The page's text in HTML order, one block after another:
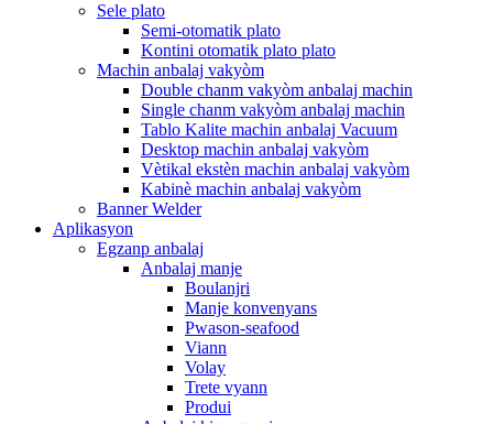
Sele plato
Semi-otomatik plato
Kontini otomatik plato plato
Machin anbalaj vakyòm
Double chanm vakyòm anbalaj machin
Single chanm vakyòm anbalaj machin
Tablo Kalite machin anbalaj Vacuum
Desktop machin anbalaj vakyòm
Vètikal ekstèn machin anbalaj vakyòm
Kabinè machin anbalaj vakyòm
Banner Welder
Aplikasyon
Egzanp anbalaj
Anbalaj manje
Boulanjri
Manje konvenyans
Pwason-seafood
Viann
Volay
Trete vyann
Produi